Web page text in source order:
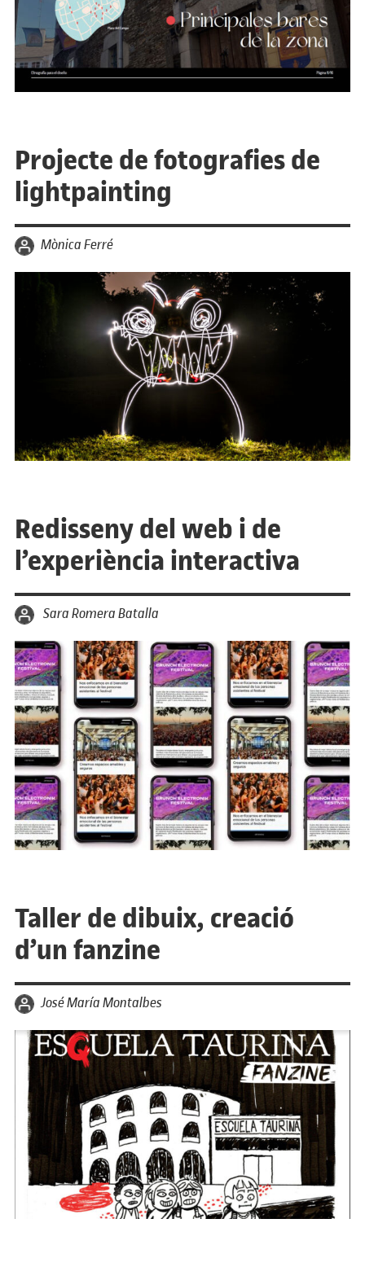
Projecte de fotografies de
lightpainting
per Mònica Ferré
Redisseny del web i de
l’experiència interactiva
per Sara Romera Batalla
Taller de dibuix, creació
d’un fanzine
per José María Montalbes